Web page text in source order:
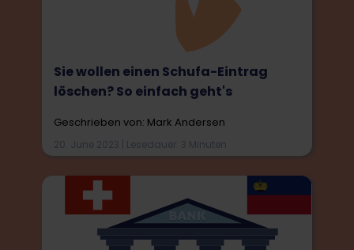
Sie wollen einen Schufa-Eintrag
löschen? So einfach geht's
Geschrieben von: Mark Andersen
20. June 2023 | Lesedauer: 3 Minuten